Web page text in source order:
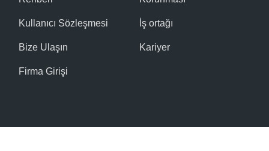
Kullanıcı Sözleşmesi
Bize Ulaşın
Firma Girişi
İş ortağı
Kariyer